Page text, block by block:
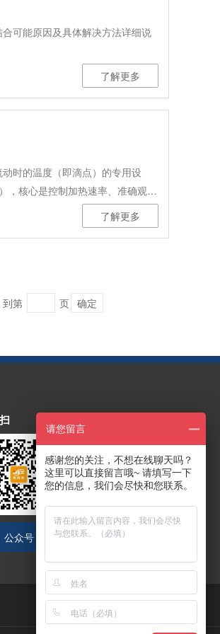
可能原因及具体解决方法详细说
了解更多
时的温度（即滴点）的专用设
，核心是控制加热速率、准确观察
了解更多
到第 页 确定
公众号 抖音号
技术支持：
请您留言
感谢您的关注，不想在线聊天吗？
这里可以直接留言哦~ 请填写一下
您的信息，我们会尽快和您联系。